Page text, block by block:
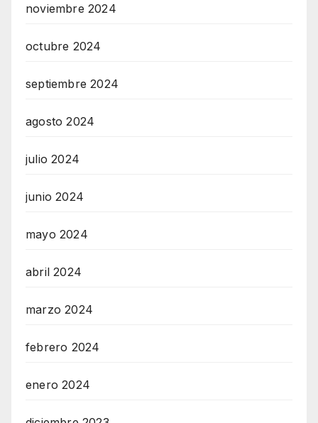
noviembre 2024
octubre 2024
septiembre 2024
agosto 2024
julio 2024
junio 2024
mayo 2024
abril 2024
marzo 2024
febrero 2024
enero 2024